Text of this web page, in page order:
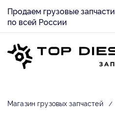
Продаем грузовые запчасти
по всей России
Магазин грузовых запчастей